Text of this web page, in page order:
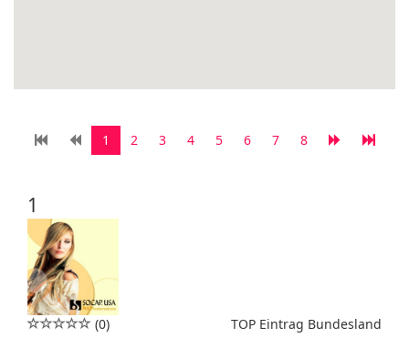
1 2 3 4 5 6 7 8
1
TOP Eintrag Bundesland
(0)